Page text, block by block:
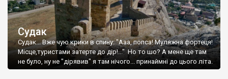
Судак
Судак... Вже чую крики в спину: "Ааа, попса! Муляжна фортеця!
Місце,туристами затерте до дір!..." Но то шо? А мене ще там
не було, ну не "дірявив" я там нічого... принаймні до цього літа.